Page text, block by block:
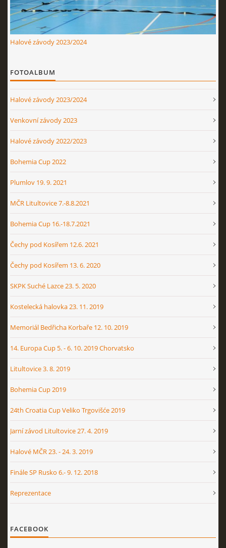
Halové závody 2023/2024
FOTOALBUM
Halové závody 2023/2024
Venkovní závody 2023
Halové závody 2022/2023
Bohemia Cup 2022
Plumlov 19. 9. 2021
MČR Litultovice 7.-8.8.2021
Bohemia Cup 16.-18.7.2021
Čechy pod Kosířem 12.6. 2021
Čechy pod Kosířem 13. 6. 2020
SKPK Suché Lazce 23. 5. 2020
Kostelecká halovka 23. 11. 2019
Memoriál Bedřicha Korbaře 12. 10. 2019
14. Europa Cup 5. - 6. 10. 2019 Chorvatsko
Litultovice 3. 8. 2019
Bohemia Cup 2019
24th Croatia Cup Veliko Trgovišće 2019
Jarní závod Litultovice 27. 4. 2019
Halové MČR 23. - 24. 3. 2019
Finále SP Rusko 6.- 9. 12. 2018
Reprezentace
FACEBOOK